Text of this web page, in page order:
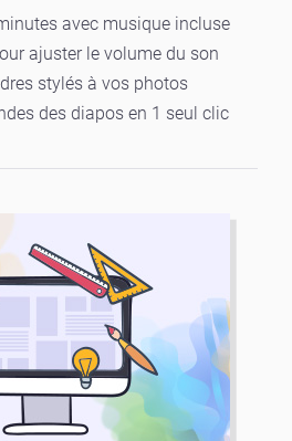
avec musique incluse
ajuster le volume du son
stylés à vos photos
des diapos en 1 seul clic